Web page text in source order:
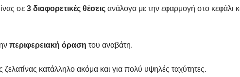
σε 3 διαφορετικές θέσεις ανάλογα με την εφαρμογή στο κεφάλι
περιφερειακή όραση του αναβάτη.
ζελατίνας κατάλληλο ακόμα και για πολύ υψηλές ταχύτητες.